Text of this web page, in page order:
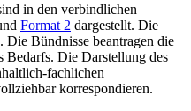
in den verbindlichen
Format 2 dargestellt. Die
Bündnisse beantragen die
Bedarfs. Die Darstellung des
fachlichen
korrespondieren.